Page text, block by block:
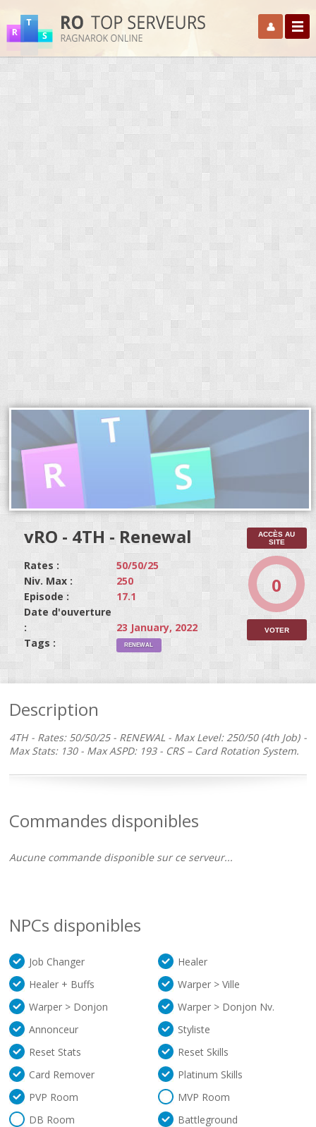
vRO - 4TH - Renewal
Rates :
50/50/25
Niv. Max :
250
Episode :
17.1
Date d'ouverture
:
23 January, 2022
Tags :
RENEWAL
ACCÈS AU
SITE
0
VOTER
Description
4TH - Rates: 50/50/25 - RENEWAL - Max Level: 250/50 (4th Job) -
Max Stats: 130 - Max ASPD: 193 - CRS – Card Rotation System.
Commandes disponibles
Aucune commande disponible sur ce serveur...
NPCs disponibles
Job Changer
Healer
Healer + Buffs
Warper > Ville
Warper > Donjon
Warper > Donjon Nv.
Annonceur
Styliste
Reset Stats
Reset Skills
Card Remover
Platinum Skills
PVP Room
MVP Room
DB Room
Battleground